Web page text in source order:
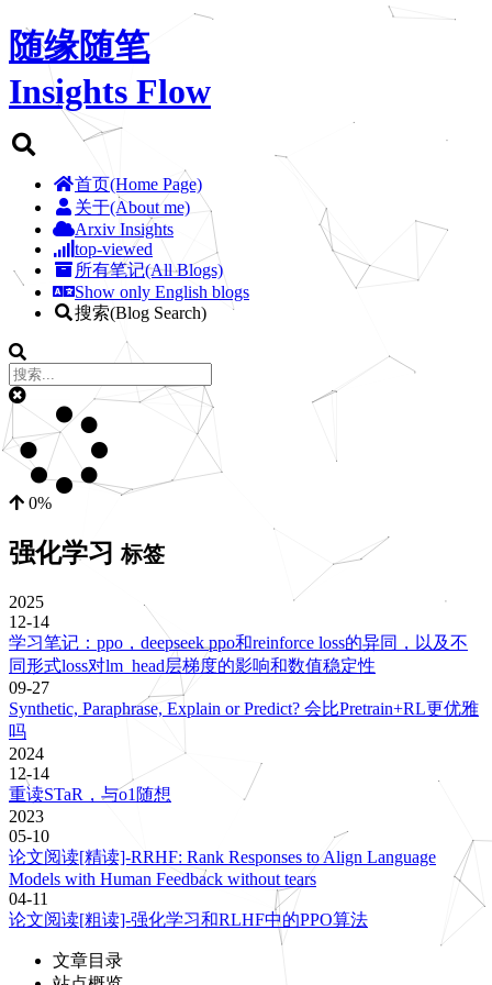
随缘随笔
Insights Flow
首页(Home Page)
关于(About me)
Arxiv Insights
top-viewed
所有笔记(All Blogs)
Show only English blogs
搜索(Blog Search)
0%
强化学习标签
2025
12-14
学习笔记：ppo，deepseek ppo和reinforce loss的异同，以及不
同形式loss对lm_head层梯度的影响和数值稳定性
09-27
Synthetic, Paraphrase, Explain or Predict? 会比Pretrain+RL更优雅
吗
2024
12-14
重读STaR，与o1随想
2023
05-10
论文阅读[精读]-RRHF: Rank Responses to Align Language
Models with Human Feedback without tears
04-11
论文阅读[粗读]-强化学习和RLHF中的PPO算法
文章目录